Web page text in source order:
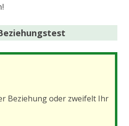
Beziehung oder zweifelt Ihr